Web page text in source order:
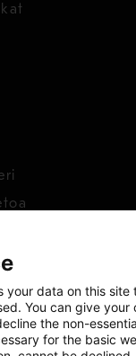
your data on this site
You can give your
the non-
for the basic